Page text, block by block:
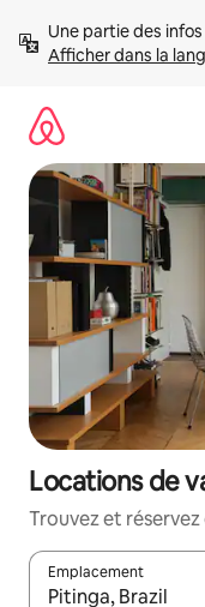
directement
Afficher dans la
Locations de
Trouvez et
Emplacement
Quand les résultats